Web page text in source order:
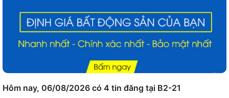
Hôm nay, 06/08/2026 có 4 tin đăng tại B2-21